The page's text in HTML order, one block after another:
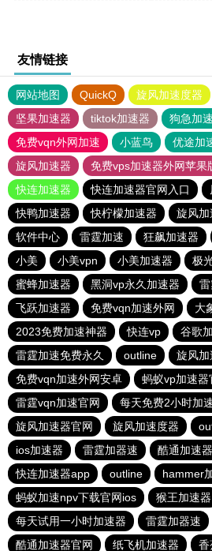
友情链接
网站地图 QuickQ 旋风加速度器
坚果加速器
tiktok加速器
狗急加
免费vqn外网加速
小蓝鸟 优途加
旋风加速器
免费vps加速器外网苹果
快连加速器
快连加速器官网入口
快鸭加速器
快柠檬加速器 旋风加
软件中心
雷霆加速 狂飙加速器
小美
小美vpn 小美加速器
极
蜜蜂加速器
黑洞vp永久加速器
飞跃加速器
免费vqn加速外网
大
2023免费加速神器
快连vp 谷歌
雷霆加速免费永久
outline 旋风加
免费vqn加速外网安卓
蚂蚁vp加速器
雷霆vqn加速官网
每天免费2小时加
旋风加速器官网
旋风加速度器
ios加速器
雷霆加器速 酷通加速器
快连加速器app
outline
hammer
蚂蚁加速npv下载官网ios
猴王加速器
每天试用一小时加速器
雷霆加器速
酷通加速器官网
纸飞机加速器 香